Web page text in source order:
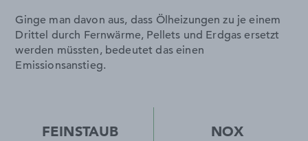
Ginge man davon aus, dass Ölheizungen zu je einem
Drittel durch Fernwärme, Pellets und Erdgas ersetzt
werden müssten, bedeutet das einen
Emissionsanstieg.
FEINSTAUB
NOX